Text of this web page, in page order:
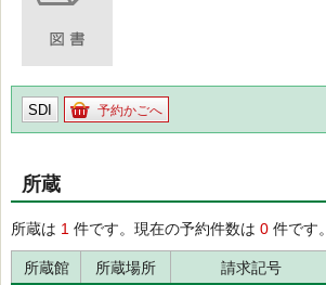
SDI 予約かごへ
所蔵
所蔵は 1 件です。現在の予約件数は 0 件です。
所蔵館 所蔵場所 請求記号